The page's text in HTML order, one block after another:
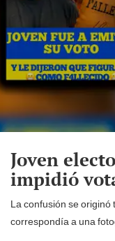
Joven
impidió
La confusión se originó
correspondía a una